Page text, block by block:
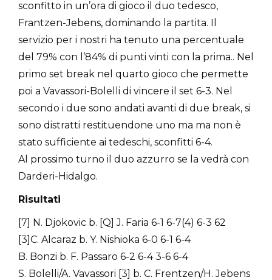
sconfitto in un’ora di gioco il duo tedesco,
Frantzen-Jebens, dominando la partita. Il
servizio per i nostri ha tenuto una percentuale
del 79% con l’84% di punti vinti con la prima.. Nel
primo set break nel quarto gioco che permette
poi a Vavassori-Bolelli di vincere il set 6-3. Nel
secondo i due sono andati avanti di due break, si
sono distratti restituendone uno ma ma non è
stato sufficiente ai tedeschi, sconfitti 6-4.
Al prossimo turno il duo azzurro se la vedrà con
Darderi-Hidalgo.
Risultati
[7] N. Djokovic b. [Q] J. Faria 6-1 6-7(4) 6-3 62
[3]C. Alcaraz b. Y. Nishioka 6-0 6-1 6-4
B. Bonzi b. F. Passaro 6-2 6-4 3-6 6-4
S. Bolelli/A. Vavassori [3] b. C. Frentzen/H. Jebens